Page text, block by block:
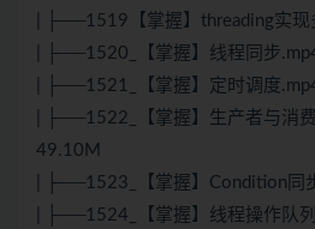
| ├──1519【掌握】threading实
| ├──1520_【掌握】线程同步
| ├──1521_【掌握】定时调度
| ├──1522_【掌握】生产者与消
49.10M
| ├──1523_【掌握】Condition同
| ├──1524_【掌握】线程操作队